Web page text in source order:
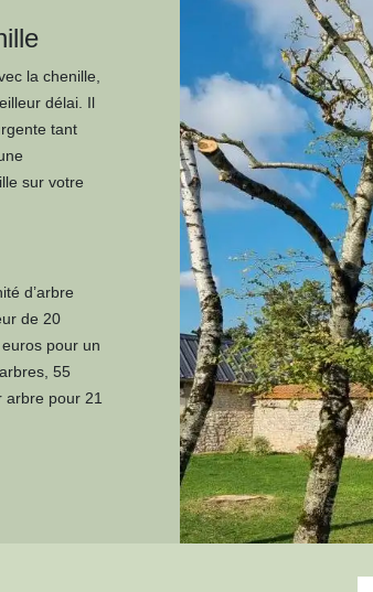
la chenille,
délai. Il
tant
sur votre
d’arbre
de 20
pour un
55
pour 21